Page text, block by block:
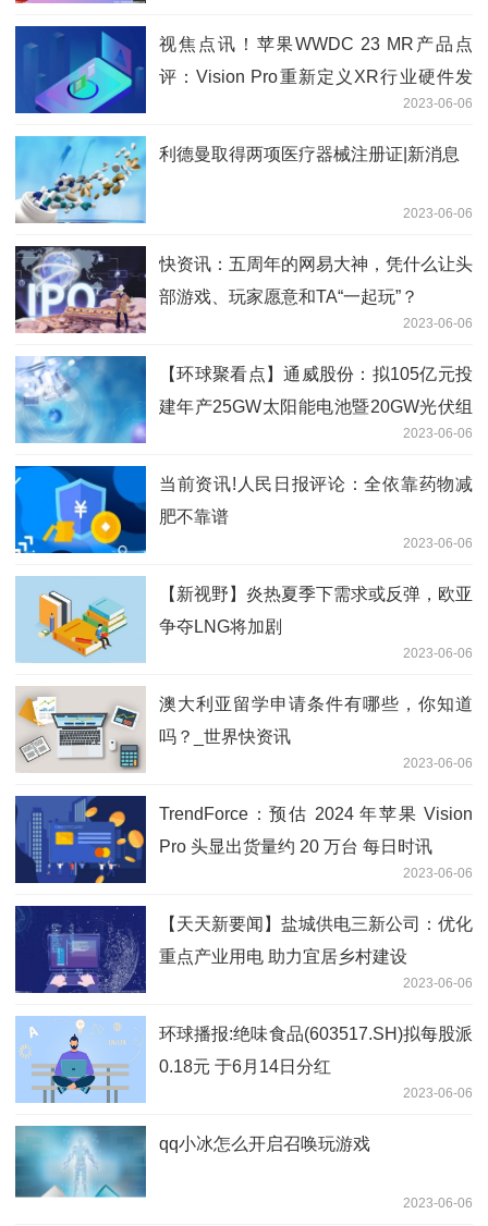
视焦点讯！苹果WWDC 23 MR产品点
评：Vision Pro重新定义XR行业硬件发
2023-06-06
利德曼取得两项医疗器械注册证|新消息
2023-06-06
快资讯：五周年的网易大神，凭什么让头
部游戏、玩家愿意和TA“一起玩”？
2023-06-06
【环球聚看点】通威股份：拟105亿元投
建年产25GW太阳能电池暨20GW光伏组
2023-06-06
当前资讯!人民日报评论：全依靠药物减
肥不靠谱
2023-06-06
【新视野】炎热夏季下需求或反弹，欧亚
争夺LNG将加剧
2023-06-06
澳大利亚留学申请条件有哪些，你知道
吗？_世界快资讯
2023-06-06
TrendForce：预估 2024 年苹果 Vision
Pro 头显出货量约 20 万台 每日时讯
2023-06-06
【天天新要闻】盐城供电三新公司：优化
重点产业用电 助力宜居乡村建设
2023-06-06
环球播报:绝味食品(603517.SH)拟每股派
0.18元 于6月14日分红
2023-06-06
qq小冰怎么开启召唤玩游戏
2023-06-06